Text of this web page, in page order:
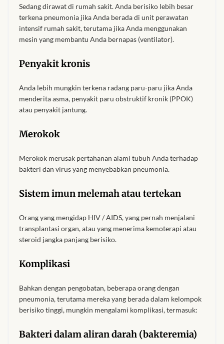
Clothes
West African Wedding
African women’s Jumpsuits
African women’s dresses
African women’s Skirts
African women’s Hooded
Sweatshirts
African women’s Jackets &
Blazers
African women’s Joggers
Sedang dirawat di rumah sakit. Anda berisiko lebih besar
terkena pneumonia jika Anda berada di unit perawatan
intensif rumah sakit, terutama jika Anda menggunakan
mesin yang membantu Anda bernapas (ventilator).
Penyakit kronis
Anda lebih mungkin terkena radang paru-paru jika Anda
menderita asma, penyakit paru obstruktif kronik (PPOK)
atau penyakit jantung.
Merokok
Merokok merusak pertahanan alami tubuh Anda terhadap
bakteri dan virus yang menyebabkan pneumonia.
Sistem imun melemah atau tertekan
Orang yang mengidap HIV / AIDS, yang pernah menjalani
transplantasi organ, atau yang menerima kemoterapi atau
steroid jangka panjang berisiko.
Komplikasi
Bahkan dengan pengobatan, beberapa orang dengan
pneumonia, terutama mereka yang berada dalam kelompok
berisiko tinggi, mungkin mengalami komplikasi, termasuk:
Bakteri dalam aliran darah (bakteremia)